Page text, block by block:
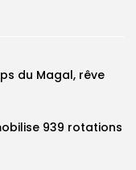
du Magal, rêve
939 rotations